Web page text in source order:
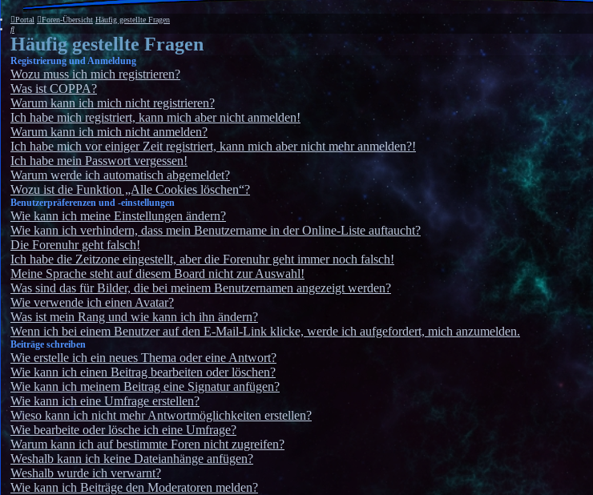
Portal Foren-Übersicht Häufig gestellte Fragen
Suche
Häufig gestellte Fragen
Registrierung und Anmeldung
Wozu muss ich mich registrieren?
Was ist COPPA?
Warum kann ich mich nicht registrieren?
Ich habe mich registriert, kann mich aber nicht anmelden!
Warum kann ich mich nicht anmelden?
Ich habe mich vor einiger Zeit registriert, kann mich aber nicht mehr anmelden?!
Ich habe mein Passwort vergessen!
Warum werde ich automatisch abgemeldet?
Wozu ist die Funktion „Alle Cookies löschen“?
Benutzerpräferenzen und -einstellungen
Wie kann ich meine Einstellungen ändern?
Wie kann ich verhindern, dass mein Benutzername in der Online-Liste auftaucht?
Die Forenuhr geht falsch!
Ich habe die Zeitzone eingestellt, aber die Forenuhr geht immer noch falsch!
Meine Sprache steht auf diesem Board nicht zur Auswahl!
Was sind das für Bilder, die bei meinem Benutzernamen angezeigt werden?
Wie verwende ich einen Avatar?
Was ist mein Rang und wie kann ich ihn ändern?
Wenn ich bei einem Benutzer auf den E-Mail-Link klicke, werde ich aufgefordert, mich anzumelden.
Beiträge schreiben
Wie erstelle ich ein neues Thema oder eine Antwort?
Wie kann ich einen Beitrag bearbeiten oder löschen?
Wie kann ich meinem Beitrag eine Signatur anfügen?
Wie kann ich eine Umfrage erstellen?
Wieso kann ich nicht mehr Antwortmöglichkeiten erstellen?
Wie bearbeite oder lösche ich eine Umfrage?
Warum kann ich auf bestimmte Foren nicht zugreifen?
Weshalb kann ich keine Dateianhänge anfügen?
Weshalb wurde ich verwarnt?
Wie kann ich Beiträge den Moderatoren melden?